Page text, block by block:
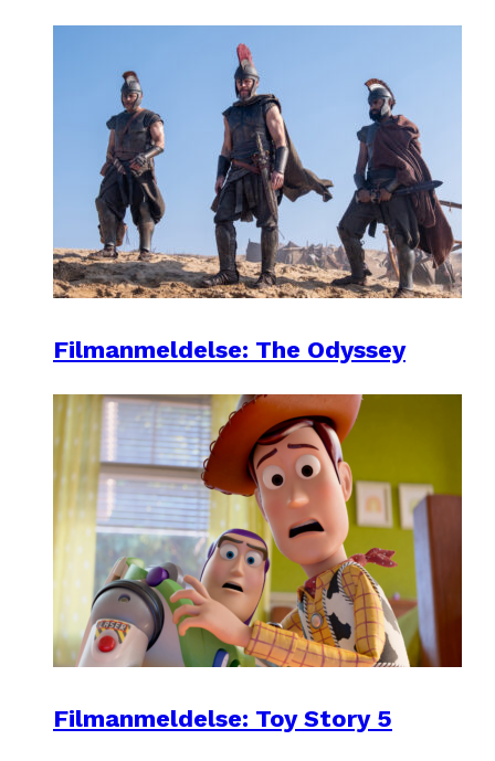
Filmanmeldelse: The Odyssey
Filmanmeldelse: Toy Story 5